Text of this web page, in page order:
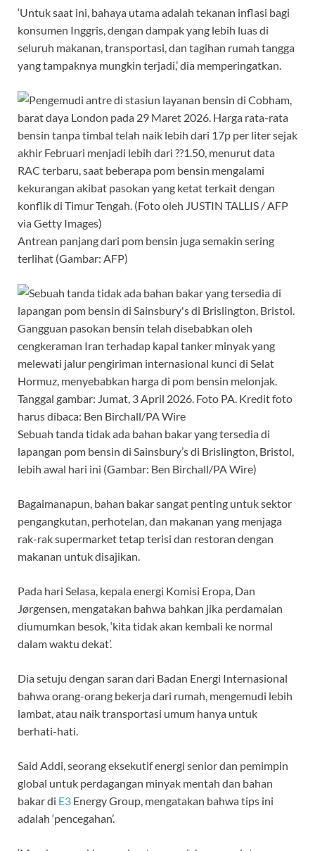
‘Untuk saat ini, bahaya utama adalah tekanan inflasi bagi
konsumen Inggris, dengan dampak yang lebih luas di
seluruh makanan, transportasi, dan tagihan rumah tangga
yang tampaknya mungkin terjadi,’ dia memperingatkan.
Antrean panjang dari pom bensin juga semakin sering
terlihat (Gambar: AFP)
Sebuah tanda tidak ada bahan bakar yang tersedia di
lapangan pom bensin di Sainsbury’s di Brislington, Bristol,
lebih awal hari ini (Gambar: Ben Birchall/PA Wire)
Bagaimanapun, bahan bakar sangat penting untuk sektor
pengangkutan, perhotelan, dan makanan yang menjaga
rak-rak supermarket tetap terisi dan restoran dengan
makanan untuk disajikan.
Pada hari Selasa, kepala energi Komisi Eropa, Dan
Jørgensen, mengatakan bahwa bahkan jika perdamaian
diumumkan besok, ‘kita tidak akan kembali ke normal
dalam waktu dekat’.
Dia setuju dengan saran dari Badan Energi Internasional
bahwa orang-orang bekerja dari rumah, mengemudi lebih
lambat, atau naik transportasi umum hanya untuk
berhati-hati.
Said Addi, seorang eksekutif energi senior dan pemimpin
global untuk perdagangan minyak mentah dan bahan
bakar di E3 Energy Group, mengatakan bahwa tips ini
adalah ‘pencegahan’.